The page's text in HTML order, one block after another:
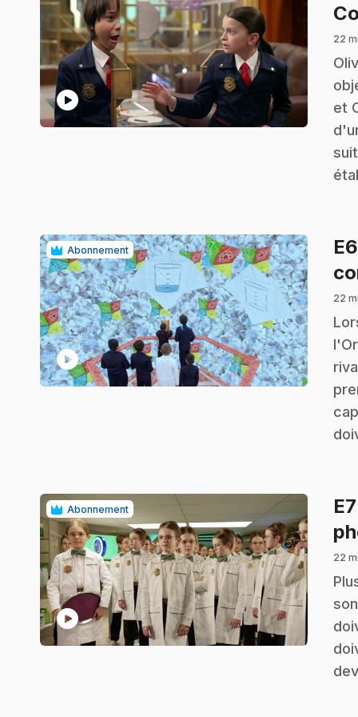
play_circle
22
.
et
Abonnement
play_circle
E6
22
.
Abonnement
play_circle
E7
22
.